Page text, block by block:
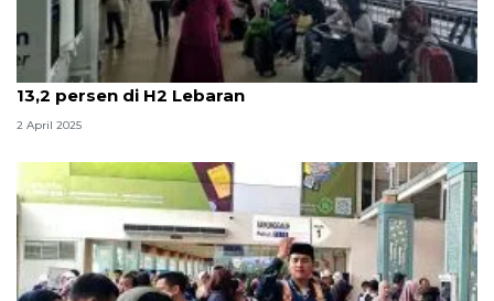
KAI Daop 7: Jumlah penumpang berangkat naik
13,2 persen di H2 Lebaran
2 April 2025